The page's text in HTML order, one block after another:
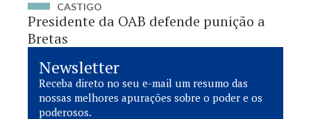
CASTIGO
Presidente da OAB defende punição a
Bretas
Newsletter
Receba direto no seu e-mail um resumo das
nossas melhores apurações sobre o poder e os
poderosos.